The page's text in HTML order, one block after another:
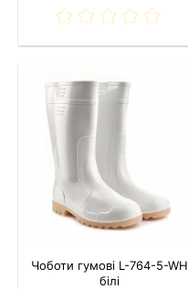
Чоботи гумові L-764-5-WH
білі